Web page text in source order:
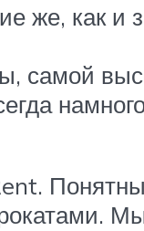
же, как и
самой